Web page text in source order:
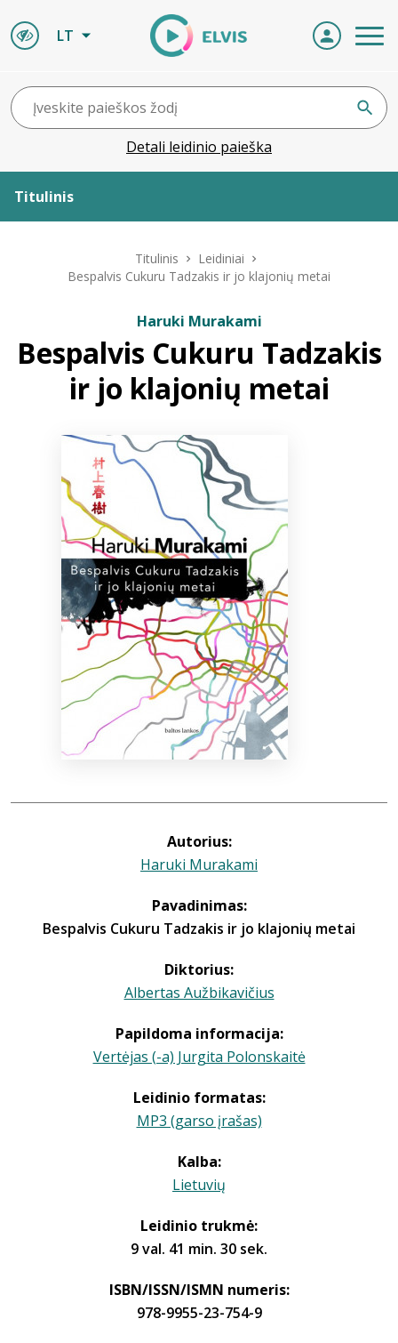
LT
Detali leidinio paieška
Titulinis
ELVIS atvyksta
Naujienos
Bibliotekoms
info@elvislab.lt
Titulinis
Leidiniai
Bespalvis Cukuru Tadzakis ir jo klajonių metai
Haruki Murakami
Bespalvis Cukuru Tadzakis
ir jo klajonių metai
Autorius:
Haruki Murakami
Pavadinimas:
Bespalvis Cukuru Tadzakis ir jo klajonių metai
Diktorius:
Albertas Aužbikavičius
Papildoma informacija:
Vertėjas (-a) Jurgita Polonskaitė
Leidinio formatas:
MP3 (garso įrašas)
Kalba:
Lietuvių
Leidinio trukmė:
9 val. 41 min. 30 sek.
ISBN/ISSN/ISMN numeris:
978-9955-23-754-9